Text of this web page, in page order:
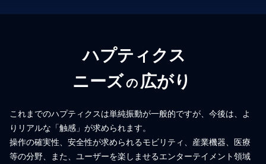
ハプティクス
ニーズの 広がり
これまでのハプティクスは単純振動が⼀般的ですが、今後は、よ
りリアルな「触感」が求められます。
操作の確実性、安全性が求められるモビリティ、産業機器、医療
等の分野、また、ユーザーを楽しませるエンターテイメント領域